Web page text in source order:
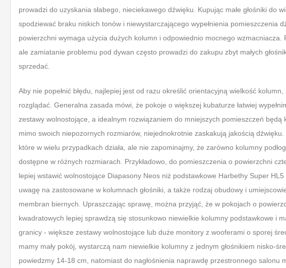
prowadzi do uzyskania słabego, nieciekawego dźwięku. Kupując małe głośniki do
spodziewać braku niskich tonów i niewystarczającego wypełnienia pomieszczenia
powierzchni wymaga użycia dużych kolumn i odpowiednio mocnego wzmacniacza.
ale zamiatanie problemu pod dywan często prowadzi do zakupu zbyt małych
sprzedać.
Aby nie popełnić błędu, najlepiej jest od razu określić orientacyjną wielkość
rozglądać. Generalna zasada mówi, że pokoje o większej kubaturze łatwiej
zestawy wolnostojące, a idealnym rozwiązaniem do mniejszych pomieszczeń będą
mimo swoich niepozornych rozmiarów, niejednokrotnie zaskakują jakością dźwięku.
które w wielu przypadkach działa, ale nie zapominajmy, że zarówno kolumny
dostępne w różnych rozmiarach. Przykładowo, do pomieszczenia o powierzchni
lepiej wstawić wolnostojące Diapasony Neos niż podstawkowe Harbethy Super
uwagę na zastosowane w kolumnach głośniki, a także rodzaj obudowy i
membran biernych. Upraszczając sprawę, można przyjąć, że w pokojach o
kwadratowych lepiej sprawdzą się stosunkowo niewielkie kolumny podstawkowe i
granicy - większe zestawy wolnostojące lub duże monitory z wooferami o sporej
mamy mały pokój, wystarczą nam niewielkie kolumny z jednym głośnikiem nisko-
powiedzmy 14-18 cm, natomiast do nagłośnienia naprawdę przestronnego salonu